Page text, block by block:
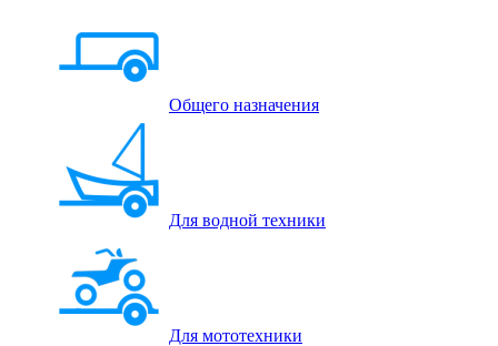
Общего назначения
Для водной техники
Для мототехники